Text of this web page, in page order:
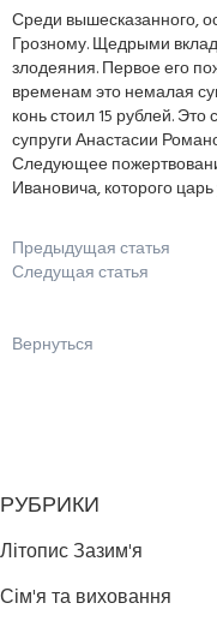
Среди вышесказанного,
Грозному. Щедрыми
злодеяния. Первое его
временам это немалая
конь стоил 15 рублей.
супруги Анастасии
Следующее
Ивановича, которого
Предыдущая статья
Следущая статья
Вернуться
РУБРИКИ
Літопис Зазим'я
Сім'я та виховання